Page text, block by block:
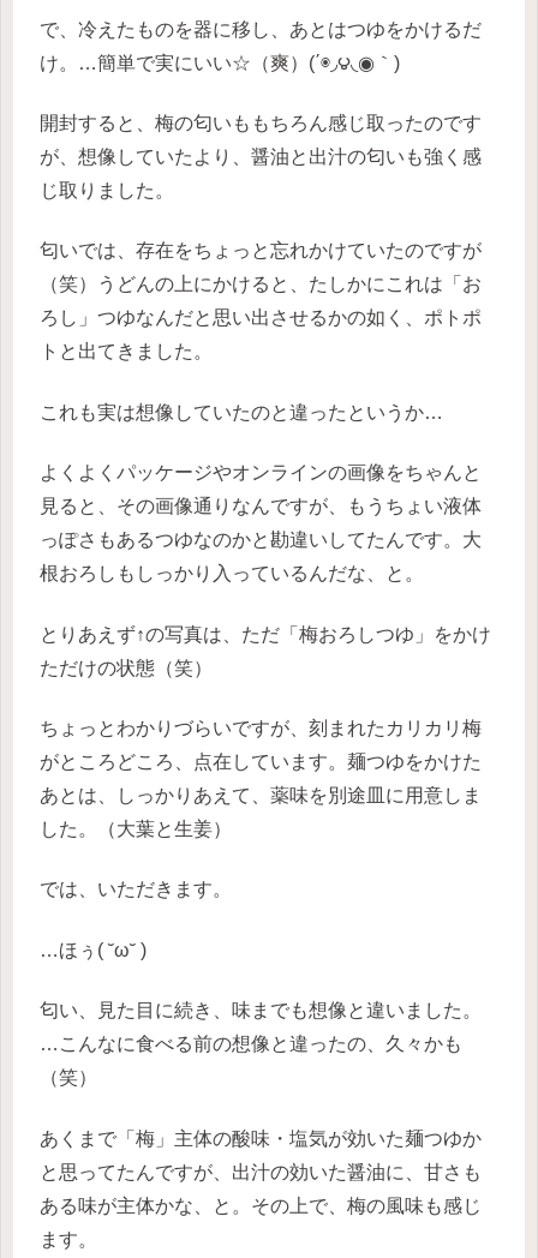
で、冷えたものを器に移し、あとはつゆをかけるだ
け。…簡単で実にいい☆（爽）(΄◉◞౪◟◉｀)
開封すると、梅の匂いももちろん感じ取ったのです
が、想像していたより、醤油と出汁の匂いも強く感
じ取りました。
匂いでは、存在をちょっと忘れかけていたのですが
（笑）うどんの上にかけると、たしかにこれは「お
ろし」つゆなんだと思い出させるかの如く、ポトポ
トと出てきました。
これも実は想像していたのと違ったというか…
よくよくパッケージやオンラインの画像をちゃんと
見ると、その画像通りなんですが、もうちょい液体
っぽさもあるつゆなのかと勘違いしてたんです。大
根おろしもしっかり入っているんだな、と。
とりあえず↑の写真は、ただ「梅おろしつゆ」をかけ
ただけの状態（笑）
ちょっとわかりづらいですが、刻まれたカリカリ梅
がところどころ、点在しています。麺つゆをかけた
あとは、しっかりあえて、薬味を別途皿に用意しま
した。（大葉と生姜）
では、いただきます。
…ほぅ( ˘ω˘ )
匂い、見た目に続き、味までも想像と違いました。
…こんなに食べる前の想像と違ったの、久々かも
（笑）
あくまで「梅」主体の酸味・塩気が効いた麺つゆか
と思ってたんですが、出汁の効いた醤油に、甘さも
ある味が主体かな、と。その上で、梅の風味も感じ
ます。